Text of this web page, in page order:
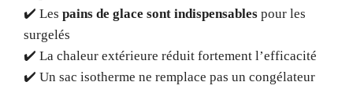
✔️ Les pains de glace sont indispensables pour les
surgelés
✔️ La chaleur extérieure réduit fortement l’efficacité
✔️ Un sac isotherme ne remplace pas un congélateur